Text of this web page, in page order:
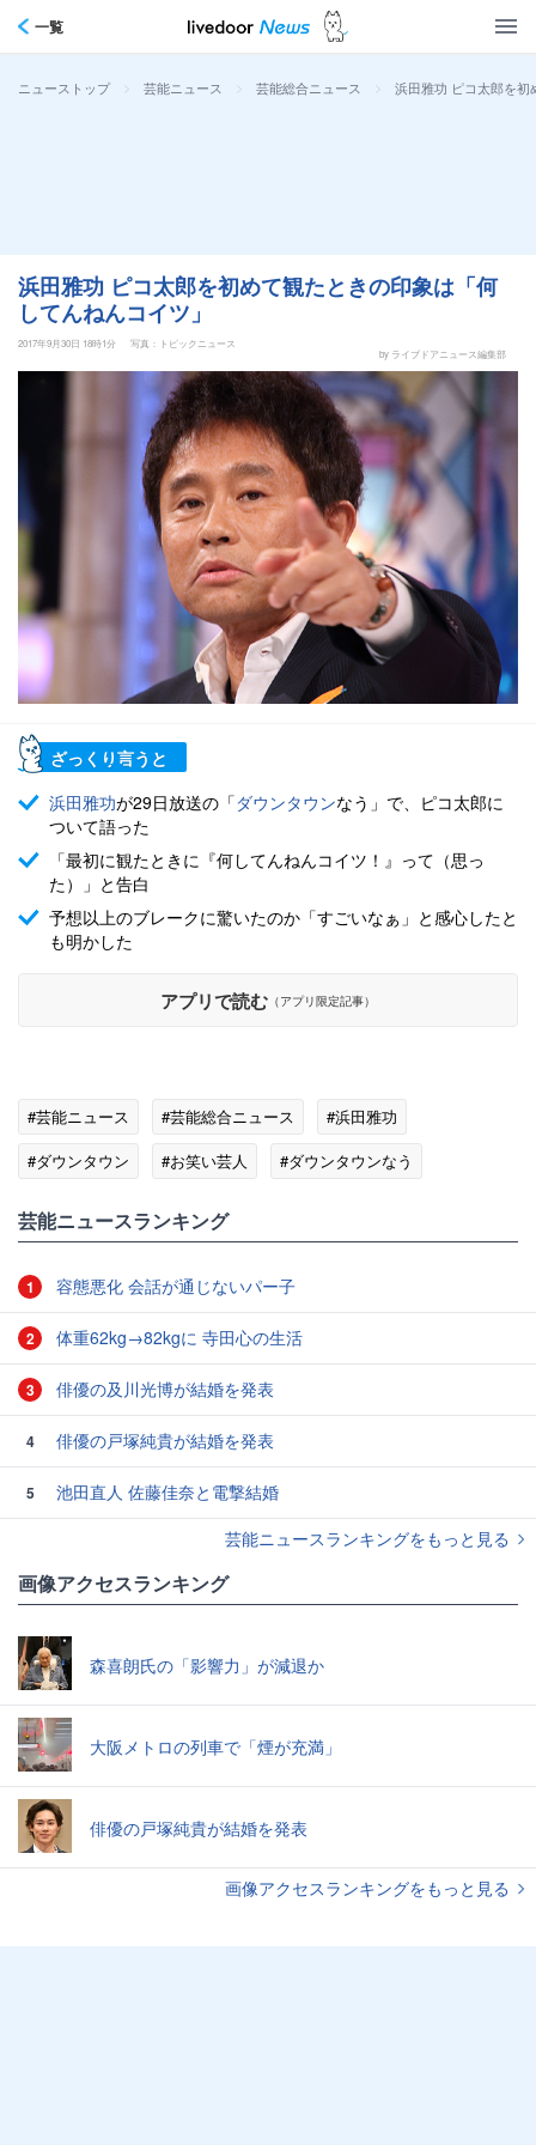
一覧
ニューストップ > 芸能ニュース > 芸能総合ニュース > 浜田雅功 ピコ太郎を初
浜田雅功 ピコ太郎を初めて観たときの印象は「何
してんねんコイツ」
2017年9月30日 18時1分
写真：トピックニュース
by ライブドアニュース編集部
ざっくり言うと
浜田雅功が29日放送の「ダウンタウンなう」で、ピコ太郎に
ついて語った
「最初に観たときに『何してんねんコイツ！』って（思っ
た）」と告白
予想以上のブレークに驚いたのか「すごいなぁ」と感心したと
も明かした
アプリで読む （アプリ限定記事）
#芸能ニュース #芸能総合ニュース
#浜田雅功
#ダウンタウン
#お笑い芸人
#ダウンタウンなう
芸能ニュースランキング
1 容態悪化 会話が通じないパー子
2 体重62kg→82kgに 寺田心の生活
3 俳優の及川光博が結婚を発表
4 俳優の戸塚純貴が結婚を発表
5
池田直人 佐藤佳奈と電撃結婚
芸能ニュースランキングをもっと見る
画像アクセスランキング
森喜朗氏の「影響力」が減退か
大阪メトロの列車で「煙が充満」
俳優の戸塚純貴が結婚を発表
画像アクセスランキングをもっと見る